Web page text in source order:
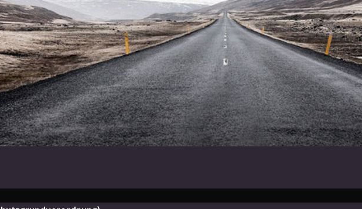
Pitstories – Geschichten für Dich und
Storys since 2000